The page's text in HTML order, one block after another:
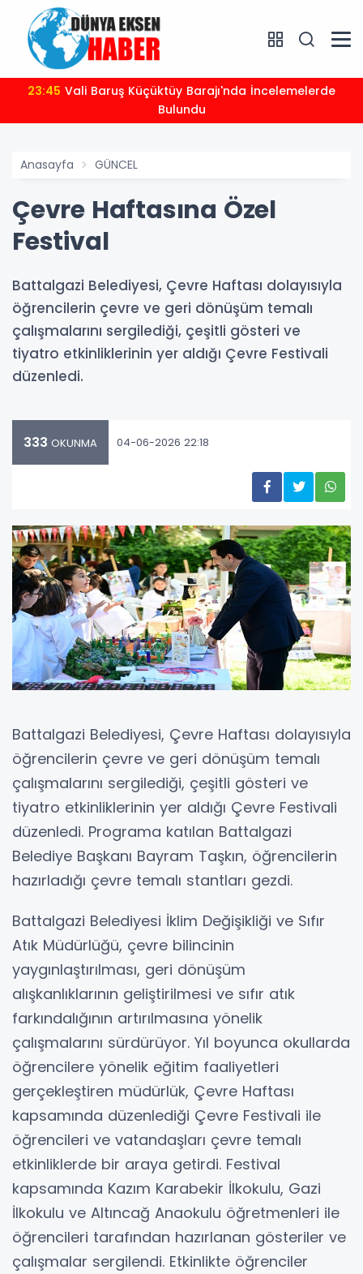
23:45
Bulundu
Anasayfa GÜNCEL
Çevre Haftasına Özel
Festival
Battalgazi Belediyesi, Çevre Haftası dolayısıyla
öğrencilerin çevre ve geri dönüşüm temalı
çalışmalarını sergilediği, çeşitli gösteri ve
tiyatro etkinliklerinin yer aldığı Çevre Festivali
düzenledi.
333 OKUNMA 04-06-2026 22:18
Battalgazi Belediyesi, Çevre Haftası dolayısıyla
öğrencilerin çevre ve geri dönüşüm temalı
çalışmalarını sergilediği, çeşitli gösteri ve
tiyatro etkinliklerinin yer aldığı Çevre Festivali
düzenledi. Programa katılan Battalgazi
Belediye Başkanı Bayram Taşkın, öğrencilerin
hazırladığı çevre temalı stantları gezdi.
Battalgazi Belediyesi İklim Değişikliği ve Sıfır
Atık Müdürlüğü, çevre bilincinin
yaygınlaştırılması, geri dönüşüm
alışkanlıklarının geliştirilmesi ve sıfır atık
farkındalığının artırılmasına yönelik
çalışmalarını sürdürüyor. Yıl boyunca okullarda
öğrencilere yönelik eğitim faaliyetleri
gerçekleştiren müdürlük, Çevre Haftası
kapsamında düzenlediği Çevre Festivali ile
öğrencileri ve vatandaşları çevre temalı
etkinliklerde bir araya getirdi. Festival
kapsamında Kazım Karabekir İlkokulu, Gazi
İlkokulu ve Altıncağ Anaokulu öğretmenleri ile
öğrencileri tarafından hazırlanan gösteriler ve
çalışmalar sergilendi. Etkinlikte öğrenciler